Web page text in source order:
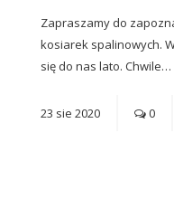
Zapraszamy do
kosiarek spalinowych.
się do nas lato. Chwile…
23 sie 2020 0